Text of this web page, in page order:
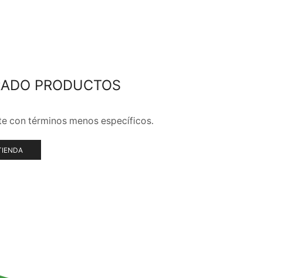
PRODUCTOS
con términos menos específicos.
MARCAS